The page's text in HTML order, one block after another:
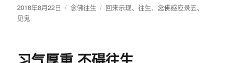
发
布
2018年8月22日
分
念佛往生
标
回来示现、往生、念佛感应录五、
见鬼